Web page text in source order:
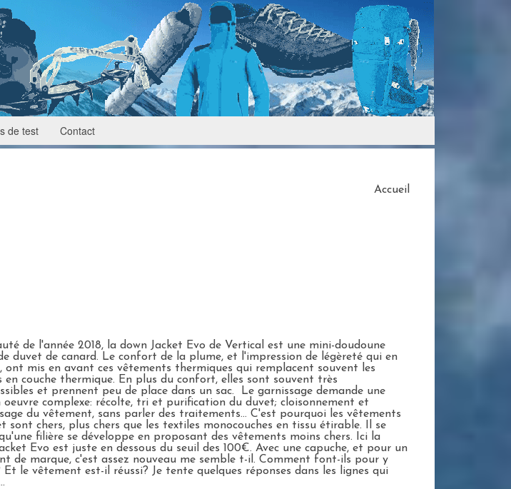
de test Contact
Accueil
de l'année 2018, la down Jacket Evo de Vertical est une mini-doudoune
duvet de canard. Le confort de la plume, et l'impression de légèreté qui en
ont mis en avant ces vêtements thermiques qui remplacent souvent les
en couche thermique. En plus du confort, elles sont souvent très
et prennent peu de place dans un sac. Le garnissage demande une
oeuvre complexe: récolte, tri et purification du duvet; cloisonnement et
du vêtement, sans parler des traitements... C'est pourquoi les vêtements
sont chers, plus chers que les textiles monocouches en tissu étirable. Il se
filière se développe en proposant des vêtements moins chers. Ici la
Evo est juste en dessous du seuil des 100€. Avec une capuche, et pour un
de marque, c'est assez nouveau me semble t-il. Comment font-ils pour y
Et le vêtement est-il réussi? Je tente quelques réponses dans les lignes qui